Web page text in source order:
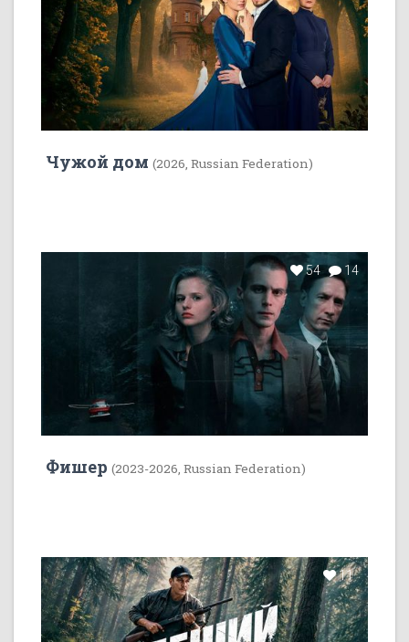
Чужой дом (2026, Russian Federation)
54 14
Фишер (2023-2026, Russian Federation)
11